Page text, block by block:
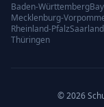
Baden-Württemberg
Mecklenburg-
Rheinland-PfalzSaarland
Thüringen
© 2026